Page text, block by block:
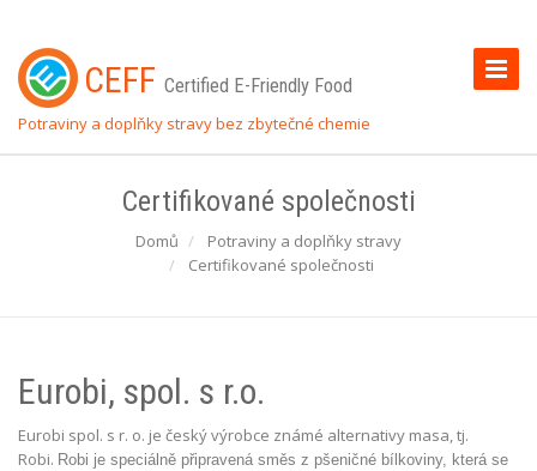
Toggle
CEFF Certified E-Friendly Food
Potraviny a doplňky stravy bez zbytečné chemie
Certifikované společnosti
Domů
Potraviny a doplňky stravy
Certifikované společnosti
Eurobi, spol. s r.o.
Eurobi spol. s r. o. je český výrobce známé alternativy masa, tj.
Robi. Robi je speciálně připravená směs z pšeničné bílkoviny, která se